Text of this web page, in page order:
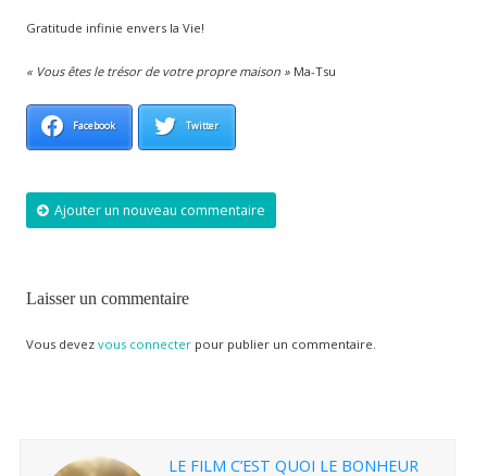
Gratitude infinie envers la Vie!
« Vous êtes le trésor de votre propre maison »Ma-Tsu
Facebook Twitter
Ajouter un nouveau commentaire
Laisser un commentaire
Vous devez vous connecterpour publier un commentaire.
LE FILM C’EST QUOI LE BONHEUR